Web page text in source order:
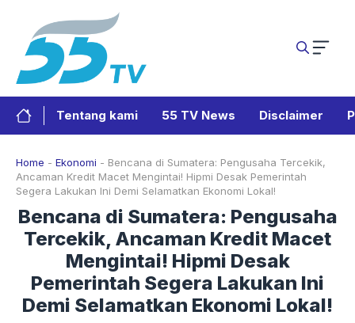
Tentang kami 55 TV News Disclaimer
Home - Ekonomi - Bencana di Sumatera: Pengusaha Tercekik,
Ancaman Kredit Macet Mengintai! Hipmi Desak Pemerintah
Segera Lakukan Ini Demi Selamatkan Ekonomi Lokal!
Bencana di Sumatera: Pengusaha
Tercekik, Ancaman Kredit Macet
Mengintai! Hipmi Desak
Pemerintah Segera Lakukan Ini
Demi Selamatkan Ekonomi Lokal!